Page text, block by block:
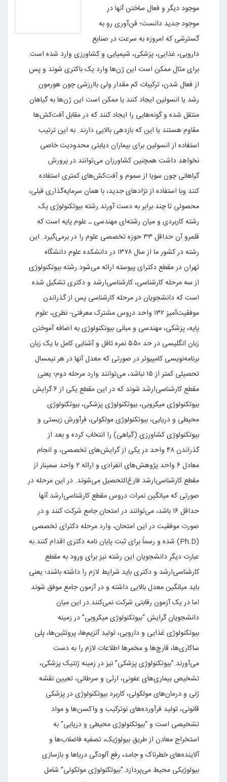
موجود دیگر و فعال‌ ساختن‌ آنها در
موجود جدید دانست‌؛ فن‌آوری‌ رو به‌
گسترشی‌ که‌ امروزه‌ به‌ سرعت‌ در صنایع‌
دارویی‌، غذایی‌، پزشکی‌، شیمیایی‌ و کشاورزی‌ وارد شده‌ است‌.
برای‌ مثال‌ ممکن‌ است‌ این‌ ژن‌ها وارد یک‌ باکتری‌ شوند و پس‌
از فعال‌ شدن‌، ترکیبات‌ کم‌ مقدار ولی‌ باارزشی‌ چون‌ هورمون‌
رشد یا انسولین‌ ایجاد کنند یا ممکن‌ است‌ این‌ ژن‌ها به‌ گیاهان‌
منتقل‌ شده‌ و گونه‌هایی‌ را ایجاد کنند که‌ در مقابل‌ آفت‌کش‌ها
مقاوم‌ هستند یا این‌ که‌ بازدهی‌ بالایی‌ دارند. به‌ این‌ ترتیب‌
استفاده‌ از انسولین‌ برای‌ بیماران‌ دیابتی‌ محدودیت‌ خاصی‌
نخواهد داشت‌ همچنین‌ کشاورزان‌ می‌توانند در پرورش‌
گیاهانی‌ چون‌ سویا از سموم‌ و آفت‌کش‌های‌ کمتری‌ استفاده‌
کنند وبا استفاده‌ از نژادهای‌ جدید، با همان‌ سرمایه‌گذاری‌ قبلی‌،
محصولی‌ تا چند برابر به‌ دست‌ آورند.رشته‌ بیوتکنولوژی‌ یک‌
رشته‌ کاربردی‌ و میان‌ رشته‌ای‌ مهندسی‌ ـ علوم‌ پایه است‌ که‌
قلمرو آن‌ حداقل‌ ۳۳ حوزه‌ تخصصی‌ علوم‌ را در برمی‌گیرد. این‌
رشته‌ در کشور ما از سال‌ ۱۳۷۸ در دانشکده‌ علوم‌ دانشگاه‌
تهران‌ در مقطع‌ دکترای‌ پیوسته‌ ارائه‌ می‌شود.رشته‌ بیوتکنولوژی‌
از سه‌ مرحله‌ کارشناسی‌، کارشناسی‌ارشد و دکتری‌ تشکیل‌ شده‌
است‌ که‌ دانشجویان‌ در مرحله‌ کارشناسی‌ پس‌ از گذراندن‌
موفقیت‌آمیز ۱۳۲ واحد دروس‌ مشترک‌ معرفتی‌- نظری‌، علوم‌
پایه‌، پزشکی‌، مهندسی‌ و مبانی‌ بیوتکنولوژی‌ به‌ اضافه‌ آموختن‌
زبان‌ انگلیسی‌ در حد ۵۵۰ نمره‌ تافل‌ و آشنایی‌ کامل‌ با یک‌ زبان‌
برنامه‌نویسی‌ کامپیوتر در صورتی‌ که‌ معدل‌ آنها در هر نیمسال‌
تحصیلی‌ کمتر از ۱۵ نباشد، می‌توانند وارد مرحله‌ دوم‌؛ یعنی‌
مقطع‌ کارشناسی‌ارشد شوند که‌ در این‌ مقطع‌ یکی‌ از ۶ گرایش‌
بیوتکنولوژی‌ میکروبی‌، بیوتکنولوژی‌ پزشکی‌، بیوتکنولوژی‌
محیطی‌ و دریایی‌، بیوتکنولوژی‌ مولکولی‌، فرآورش‌ زیستی‌ و
بیوتکنولوژی‌ کشاورزی‌ (گیاهی‌) را انتخاب‌ کرده‌ و بعد از
گذراندن‌ ۴۸ واحد در یکی‌ از گرایش‌های‌ تخصصی‌، و انجام‌
معادل‌ ۶ واحد پژوهش‌های‌ انفرادی‌ و ارائه‌ ۲ واحد سمینار از
مقطع‌ کارشناسی‌ارشد فارغ‌التحصیل‌ می‌شوند. در این‌ مرحله‌ در
صورتی‌ که‌ میانگین‌ نمرات‌ دروس‌ مقطع‌ کارشناسی‌ارشد آنها
حداقل‌ ۱۶ باشد، می‌توانند در امتحان‌ جامع‌ شرکت‌ کنند و در
صورت‌ موفقیت‌ در این‌ امتحان‌، وارد مرحله‌ دکترای‌ تخصصی‌
(
Ph.D) شده‌ و رسماً برای‌ ثبت‌ پایان‌ نامه‌ دکتری‌ اقدام‌ کنند.به‌
عبارت‌ دیگر دانشجویان‌ این‌ رشته‌ نیز برای‌ ورود به‌ مقطع‌
کارشناسی‌ارشد و دکتری‌ باید شرایط‌ لازم‌ را داشته‌ باشند؛ یعنی‌
باید میانگین‌ معدل‌ بالایی‌ داشته‌ و در آزمون‌ جامع‌ موفق‌ شوند
اما در یک‌ آزمون‌ رقابتی‌ شرکت‌ نمی‌کنند.در این‌ میان‌
دانشجویان‌ گرایش‌ “بیوتکنولوژی‌ میکروبی” در زمینه‌
بیوتکنولوژی‌ غذایی‌ و دارویی‌، تولید آنزیم‌ها، پروتئین‌ها، پلی‌
ساکاری‌ها، قارچ‌ها و مخمرها اطلاعات‌ لازم‌ را به‌ دست‌
می‌آورند.”بیوتکنولوژی‌ پزشکی‌” نیز در زمینه‌ ژنتیک‌ پزشکی‌،
تشخیص‌ بیماری‌های‌ عفونی‌، ارثی‌ و سرطانی‌، تعیین‌ نقشه‌
ژنی‌ و درمان‌های‌ مولکولی‌، کاربرد بیوتکنولوژی‌ در پزشکی‌
قانونی‌، تولید فرآورده‌های‌ نوترکیب‌ و واکسن‌ها و مواد
تشخیصی‌ است و “بیوتکنولوژی‌ محیطی‌ و دریایی‌” به‌
استخراج‌ معادن‌ از طریق‌ بیولوژیک‌، تصفیه‌ فاضلاب‌ها و
آلاینده‌های‌ خطرناک‌ و جامد، رفع‌ آلودگی‌ دریاها و بازسازی‌
بیولوژیکی‌ محیط‌ می‌پردازد.”بیوتکنولوژی‌ مولکولی‌” شامل‌